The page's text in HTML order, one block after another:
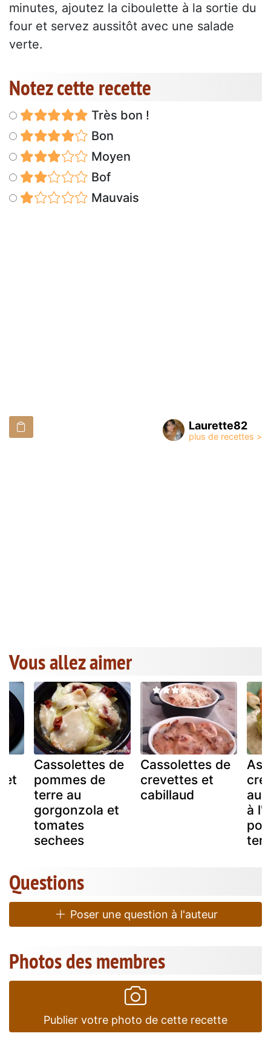
minutes, ajoutez la ciboulette à la sortie du
four et servez aussitôt avec une salade
verte.
Notez cette recette
Très bon !
Bon
Moyen
Bof
Mauvais
Laurette82
Vous allez aimer
et
Cassolettes de
pommes de
terre au
gorgonzola et
tomates
sechees
Cassolettes de
crevettes et
cabillaud
au
à
Questions
Poser une question à l'auteur
Photos des membres
Publier votre photo de cette recette